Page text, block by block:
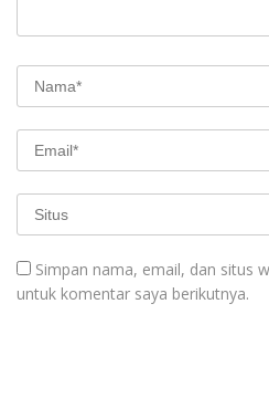
Simpan nama, email, dan situs
untuk komentar saya berikutnya.